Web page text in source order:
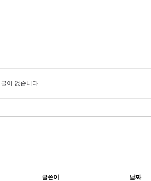
이 없습니다.
글쓴이 날짜